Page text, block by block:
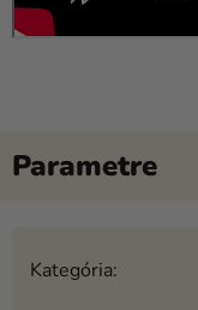
Kategória: